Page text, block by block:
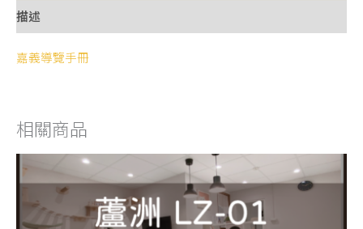
描述
嘉義導覽手冊
相關商品